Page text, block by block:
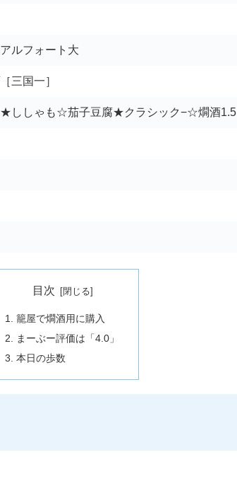
ルフォート大
三国一］
★ししゃも☆茄子豆腐★クラシック−☆燗酒1.5
目次
籠屋で燗酒用に購入
まーぶー評価は「4.0」
本日の歩数